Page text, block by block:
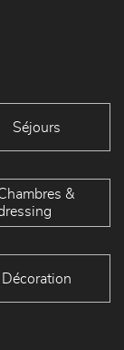
Séjours
&
Décoration